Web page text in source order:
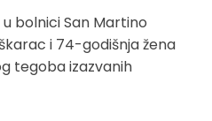
bolnici San Martino
i 74-godišnja žena
tegoba izazvanih